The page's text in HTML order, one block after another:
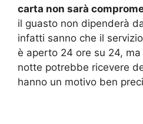
carta non sarà
il guasto non dipenderà
infatti sanno che il
è aperto 24 ore su 24,
notte potrebbe ricevere
hanno un motivo ben